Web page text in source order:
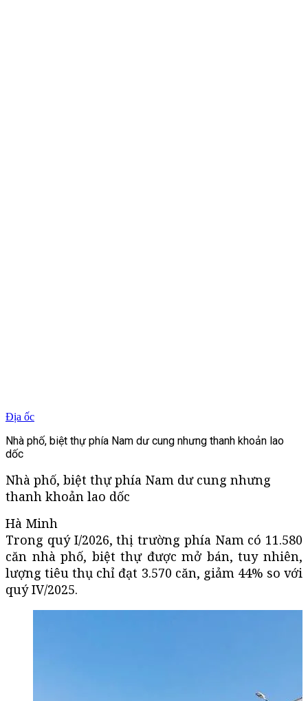
Địa ốc
Nhà phố, biệt thự phía Nam dư cung nhưng thanh khoản lao
dốc
Nhà phố, biệt thự phía Nam dư cung nhưng
thanh khoản lao dốc
Hà Minh
Trong quý I/2026, thị trường phía Nam có 11.580
căn nhà phố, biệt thự được mở bán, tuy nhiên,
lượng tiêu thụ chỉ đạt 3.570 căn, giảm 44% so với
quý IV/2025.